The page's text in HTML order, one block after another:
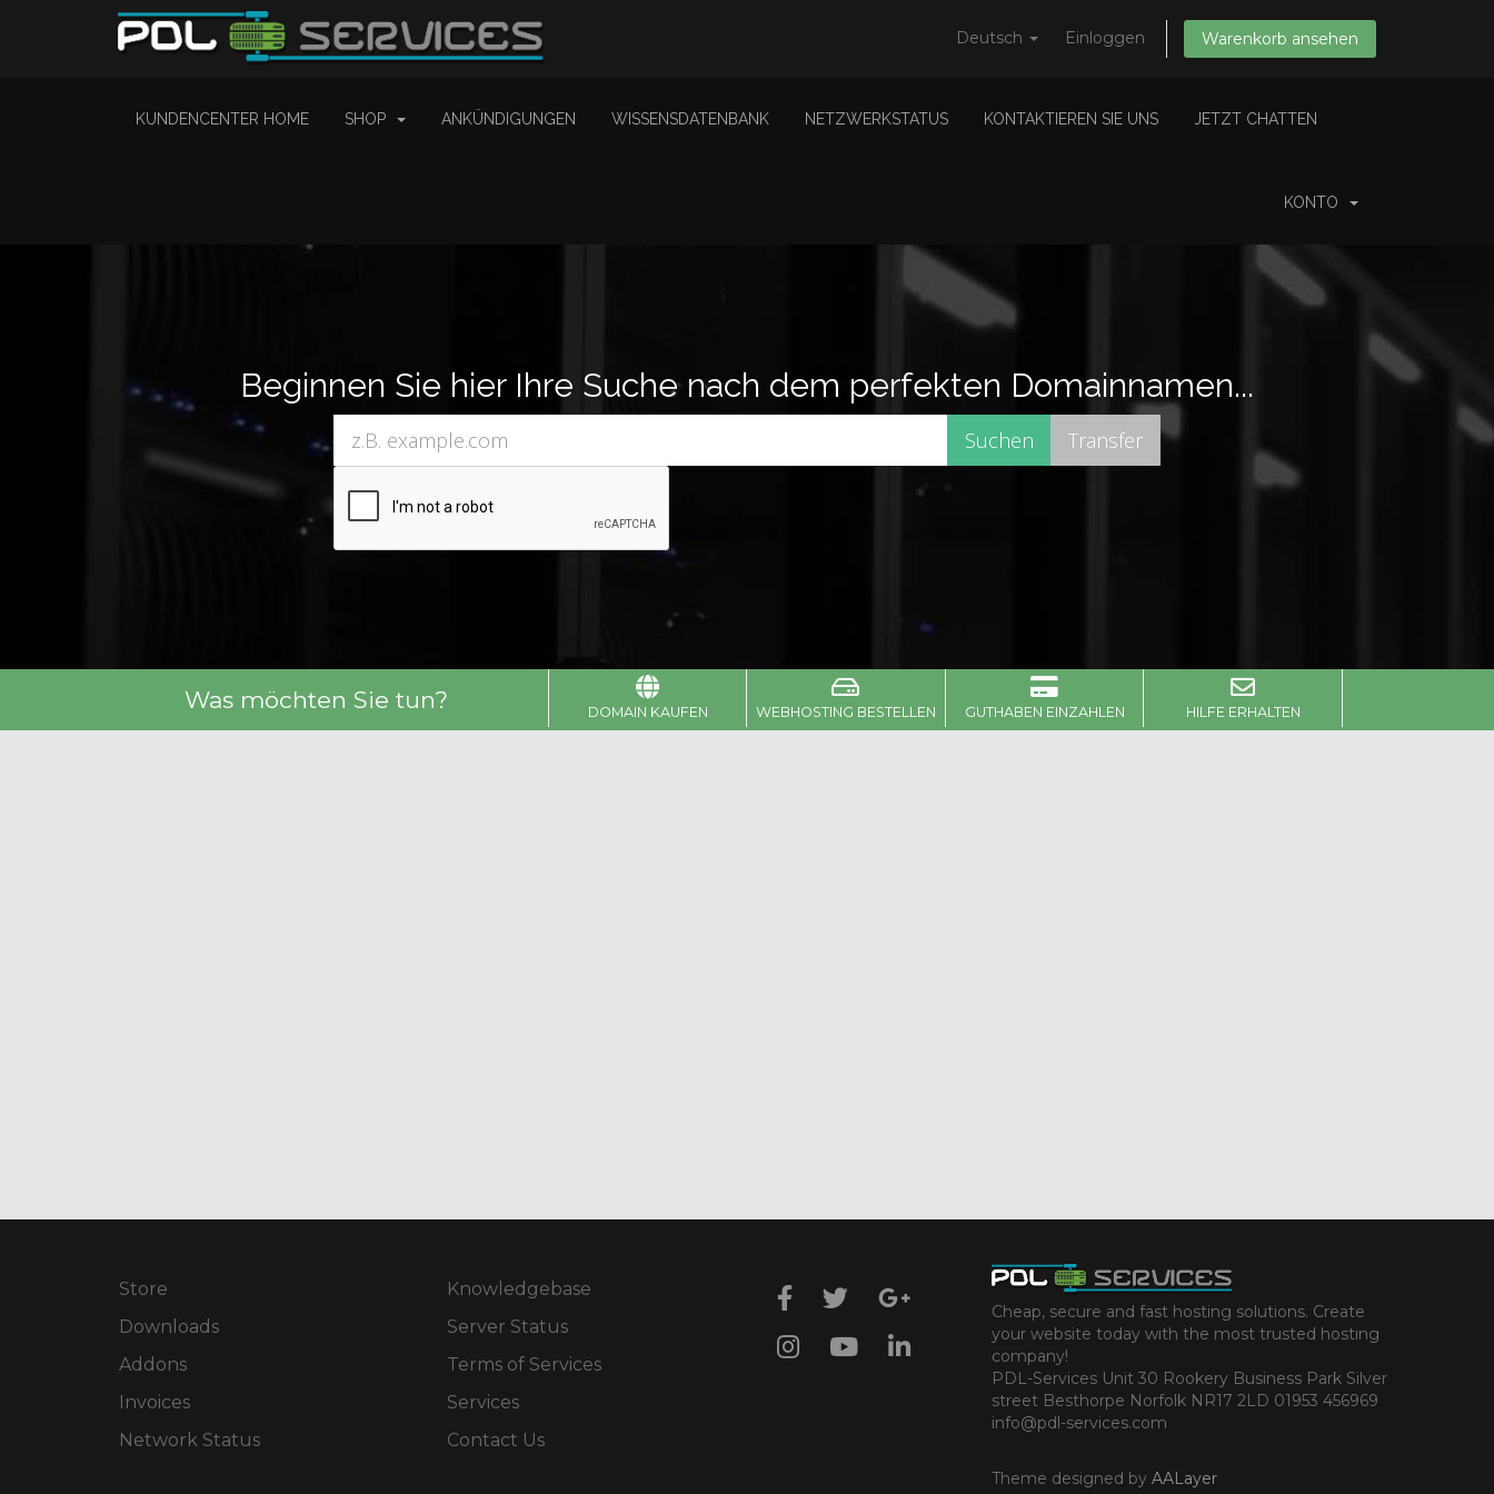
Deutsch Einloggen Warenkorb ansehen
KUNDENCENTER HOME SHOP ANKÜNDIGUNGEN WISSENSDATENBANK NETZWERKSTATUS KONTAKTIEREN SIE UNS JETZT CHATTEN
KONTO
Beginnen Sie hier Ihre Suche nach dem perfekten Domainnamen...
Was möchten Sie tun? DOMAIN KAUFEN WEBHOSTING BESTELLEN GUTHABEN EINZAHLEN HILFE ERHALTEN
Store
Downloads
Addons
Invoices
Network Status
Knowledgebase
Server Status
Terms of Services
Services
Contact Us
Cheap, secure and fast hosting solutions. Create
your website today with the most trusted hosting
company!
PDL-Services Unit 30 Rookery Business Park Silver
street Besthorpe Norfolk NR17 2LD 01953 456969
info@pdl-services.com
Theme designed byAALayer